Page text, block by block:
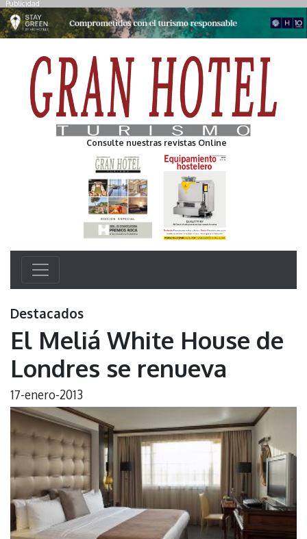
Publicidad
Consulte nuestras revistas Online
Destacados
El Meliá White House de
Londres se renueva
17-enero-2013